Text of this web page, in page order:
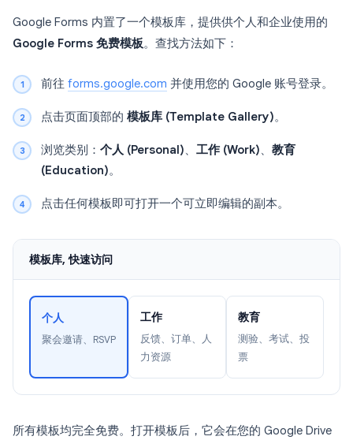
Google Forms 内置了一个模板库，提供供个人和企业使用的
Google Forms 免费模板。查找方法如下：
前往 forms.google.com 并使用您的 Google 账号登录。
点击页面顶部的 模板库 (Template Gallery)。
浏览类别： 个人 (Personal)、 工作 (Work)、 教育
(Education)。
点击任何模板即可打开一个可立即编辑的副本。
模板库, 快速访问
个人
聚会邀请、RSVP
工作
反馈、订单、人
力资源
教育
测验、考试、投
票
所有模板均完全免费。打开模板后，它会在您的 Google Drive